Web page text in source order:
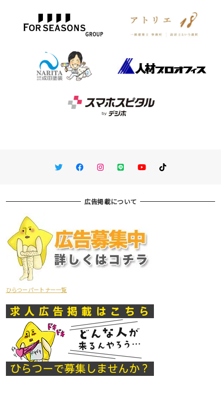
TwitterFacebookInstagram
LINE You TubeTikTok
広告掲載について
ひらつーパートナー一覧